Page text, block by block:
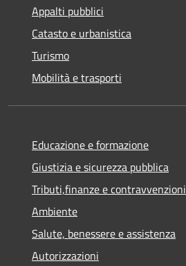
Appalti pubblici
Catasto e urbanistica
Turismo
Mobilità e trasporti
Educazione e formazione
Giustizia e sicurezza pubblica
Tributi,finanze e contravvenzioni
Ambiente
Salute, benessere e assistenza
Autorizzazioni